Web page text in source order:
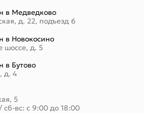
в Медведково
д. 22, подъезд 6
в Новокосино
шоссе, д. 5
в Бутово
д. 4
5
сб-вс: с 9:00 до 18:00